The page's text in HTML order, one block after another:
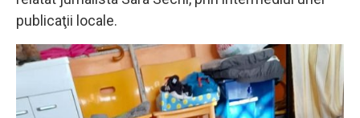
publicaţii locale.